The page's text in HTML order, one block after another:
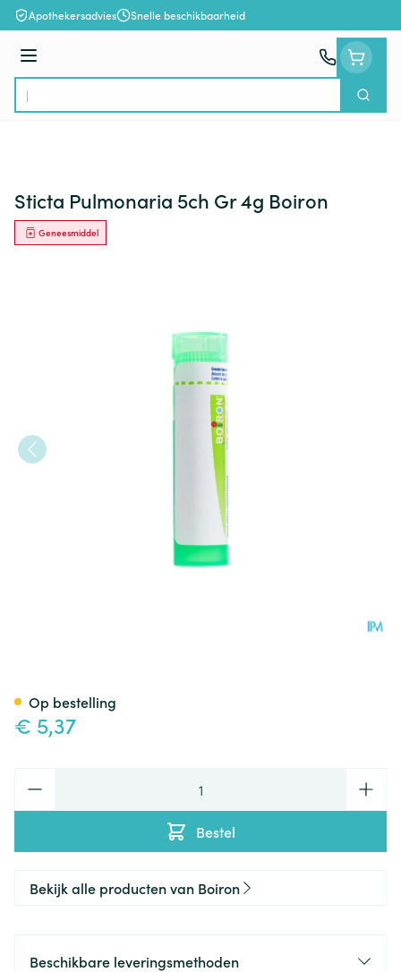
Ga naar de inhoud
Apothekersadvies Snelle beschikbaarheid
Menu
Product, merk, categorie...
Zoek
Sticta Pulmonaria 5ch Gr 4g Boiron
Geneesmiddel
€ 5,37
Bestel
Op bestelling
Bekijk alle producten van Boiron
Beschikbare leveringsmethoden